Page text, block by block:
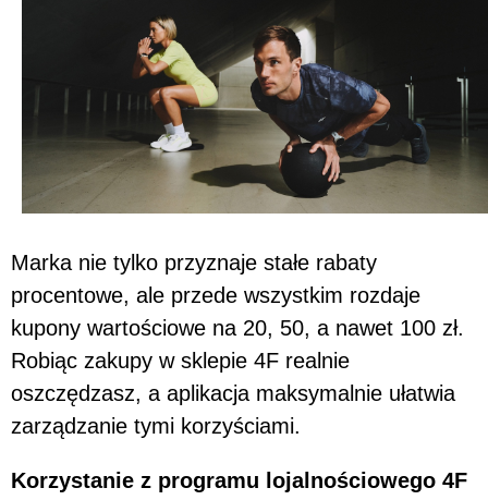
Marka nie tylko przyznaje stałe rabaty
procentowe, ale przede wszystkim rozdaje
kupony wartościowe na 20, 50, a nawet 100 zł.
Robiąc zakupy w sklepie 4F realnie
oszczędzasz, a aplikacja maksymalnie ułatwia
zarządzanie tymi korzyściami.
Korzystanie z programu lojalnościowego 4F